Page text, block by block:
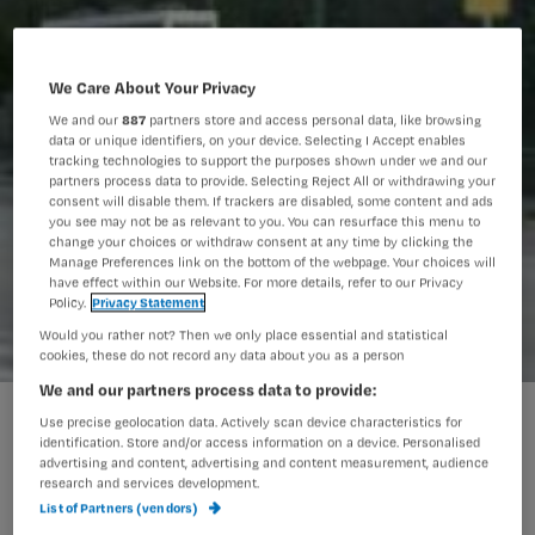
ROTTERDAM – Het Medisch Centrum
We Care About Your Privacy
We and our887 partners store and access personal data, like browsing
data or unique identifiers, on your device. Selecting I Accept enables
tracking technologies to support the purposes shown under we and our
partners process data to provide. Selecting Reject All or withdrawing your
consent will disable them. If trackers are disabled, some content and ads
you see may not be as relevant to you. You can resurface this menu to
change your choices or withdraw consent at any time by clicking the
Manage Preferences link on the bottom of the webpage. Your choices will
have effect within our Website. For more details, refer to our Privacy
Policy. Privacy Statement
Would you rather not? Then we only place essential and statistical
cookies, these do not record any data about you as a person
We and our partners process data to provide:
Use precise geolocation data. Actively scan device characteristics for
identification. Store and/or access information on a device. Personalised
advertising and content, advertising and content measurement, audience
research and services development.
List of Partners (vendors)